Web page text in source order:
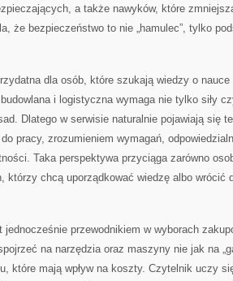
a także nawyków, które
że bezpieczeństwo to nie „hamulec”, tylko
dla osób, które szukają wiedzy o
i logistyczna wymaga nie tylko siły
Dlatego w serwisie naturalnie pojawiają się
pracy, zrozumieniem wymagań,
Taka perspektywa przyciąga zarówno
którzy chcą uporządkować wiedzę albo wrócić
jednocześnie przewodnikiem w wyborach
na narzędzia oraz maszyny nie jak na
które mają wpływ na koszty. Czytelnik uczy